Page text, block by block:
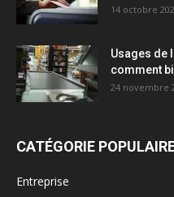
14 octobre
Usages de
comment
24 novembre
CATÉGORIE
Entreprise